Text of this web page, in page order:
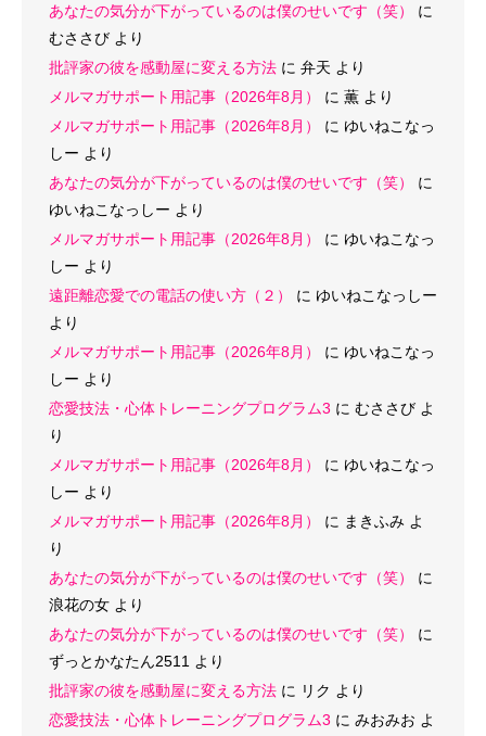
あなたの気分が下がっているのは僕のせいです（笑）
に
むささび より
批評家の彼を感動屋に変える方法 に 弁天 より
メルマガサポート用記事（2026年8月）
に 薫 より
メルマガサポート用記事（2026年8月）
に ゆいねこなっ
しー より
あなたの気分が下がっているのは僕のせいです（笑）
に
ゆいねこなっしー より
メルマガサポート用記事（2026年8月）
に ゆいねこなっ
しー より
遠距離恋愛での電話の使い方（２）
に ゆいねこなっしー
より
メルマガサポート用記事（2026年8月）
に ゆいねこなっ
しー より
恋愛技法・心体トレーニングプログラム3 に むささび よ
り
メルマガサポート用記事（2026年8月）
に ゆいねこなっ
しー より
メルマガサポート用記事（2026年8月）
に まきふみ よ
り
あなたの気分が下がっているのは僕のせいです（笑）
に
浪花の女 より
あなたの気分が下がっているのは僕のせいです（笑）
に
ずっとかなたん2511 より
批評家の彼を感動屋に変える方法 に リク より
恋愛技法・心体トレーニングプログラム3 に みおみお よ